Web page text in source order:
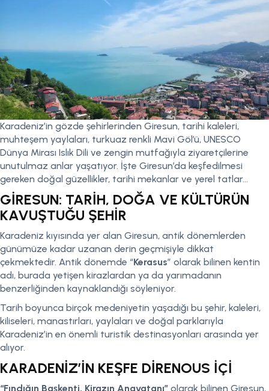
Karadeniz’in gözde şehirlerinden Giresun, tarihi kaleleri,
muhteşem yaylaları, turkuaz renkli Mavi Göl’ü, UNESCO
Dünya Mirası Islık Dili ve zengin mutfağıyla ziyaretçilerine
unutulmaz anlar yaşatıyor. İşte Giresun’da keşfedilmesi
gereken doğal güzellikler, tarihi mekanlar ve yerel tatlar…
GİRESUN: TARİH, DOĞA VE KÜLTÜRÜN
KAVUŞTUĞU ŞEHİR
Karadeniz kıyısında yer alan Giresun, antik dönemlerden
günümüze kadar uzanan derin geçmişiyle dikkat
çekmektedir. Antik dönemde “Kerasus” olarak bilinen kentin
adı, burada yetişen kirazlardan ya da yarımadanın
benzerliğinden kaynaklandığı söyleniyor.
Tarih boyunca birçok medeniyetin yaşadığı bu şehir, kaleleri,
kiliseleri, manastırları, yaylaları ve doğal parklarıyla
Karadeniz’in en önemli turistik destinasyonları arasında yer
alıyor.
KARADENİZ’İN KEŞFE DİRENOUS İÇİ
“Fındığın Başkenti, Kirazın Anavatanı” olarak bilinen Giresun,